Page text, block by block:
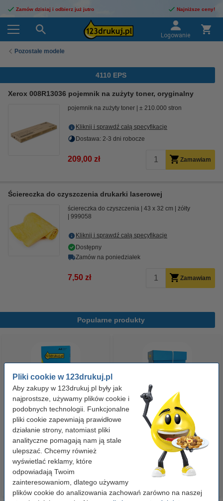
Pliki cookie w 123drukuj.pl
Aby zakupy w 123drukuj.pl były jak
najprostsze, używamy plików cookie i
podobnych technologii. Funkcjonalne
pliki cookie zapewniają prawidłowe
działanie strony, natomiast pliki
analityczne pomagają nam ją stale
ulepszać. Chcemy również
wyświetlać reklamy, które
odpowiadają Twoim
zainteresowaniom, dlatego używamy
plików cookie do analizowania zachowań zarówno na naszej
Zamów dzisiaj i odbierz już jutro Najniższe ceny!
Logowanie
Pozostałe modele
4110 EPS
Xerox 008R13036 pojemnik na zużyty toner, oryginalny
pojemnik na zużyty toner ± 210.000 stron
Kliknij i sprawdź całą specyfikacje
Dostawa: 2-3 dni robocze
209,00 zł Zamawiam
Ściereczka do czyszczenia drukarki laserowej
ściereczka do czyszczenia 43 x 32 cm
żółty
999058
Kliknij i sprawdź całą specyfikacje
Dostępny
Zamów na poniedziałek
7,50 zł Zamawiam
Popularne produkty
Papier ksero A4 80 g/m2 (500
szt.), 123drukuj
23,00 zł z VAT
Papier ksero A4 80 g/m2 (2500
szt.), 123drukuj (5 ryz)
110,00 zł z VAT